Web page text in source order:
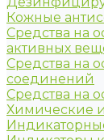
Кожные
Средства на
активных
Средства на
соединений
Средства на
Химические